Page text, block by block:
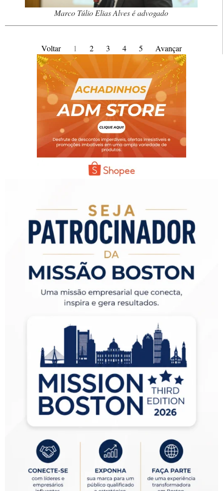
Marco Túlio Elias Alves é advogado
Voltar 1 2 3 4 5 Avançar